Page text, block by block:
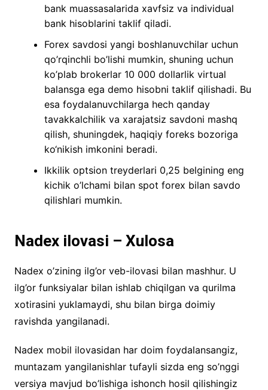
bank muassasalarida xavfsiz va individual
bank hisoblarini taklif qiladi.
Forex savdosi yangi boshlanuvchilar uchun
qo’rqinchli bo’lishi mumkin, shuning uchun
ko’plab brokerlar 10 000 dollarlik virtual
balansga ega demo hisobni taklif qilishadi. Bu
esa foydalanuvchilarga hech qanday
tavakkalchilik va xarajatsiz savdoni mashq
qilish, shuningdek, haqiqiy foreks bozoriga
ko‘nikish imkonini beradi.
Ikkilik optsion treyderlari 0,25 belgining eng
kichik o’lchami bilan spot forex bilan savdo
qilishlari mumkin.
Nadex ilovasi – Xulosa
Nadex o’zining ilg’or veb-ilovasi bilan mashhur. U
ilg’or funksiyalar bilan ishlab chiqilgan va qurilma
xotirasini yuklamaydi, shu bilan birga doimiy
ravishda yangilanadi.
Nadex mobil ilovasidan har doim foydalansangiz,
muntazam yangilanishlar tufayli sizda eng so’nggi
versiya mavjud bo’lishiga ishonch hosil qilishingiz